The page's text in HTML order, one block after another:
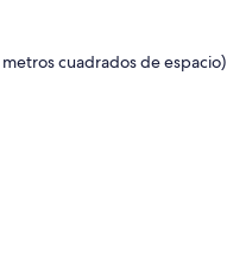
cuadrados de espacio)